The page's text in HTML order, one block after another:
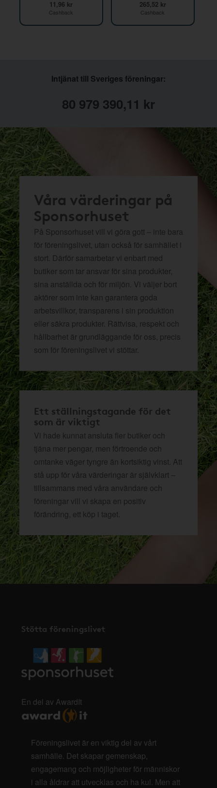
11,96 kr
Cashback
265,52 kr
Cashback
Intjänat till Sveriges föreningar:
80 979 390,11 kr
Våra värderingar på
Sponsorhuset
På Sponsorhuset vill vi göra gott – inte bara
för föreningslivet, utan också för samhället i
stort. Därför samarbetar vi enbart med
butiker som tar ansvar för sina produkter,
sina anställda och för miljön. Vi väljer bort
aktörer som inte kan garantera goda
arbetsvillkor, transparens i sin produktion
eller säkra produkter. Rättvisa, respekt och
hållbarhet är grundläggande för oss, precis
som för föreningslivet vi stöttar.
Ett ställningstagande för det
som är viktigt
Vi hade kunnat ansluta fler butiker och
tjäna mer pengar, men förtroende och
omtanke väger tyngre än kortsiktig vinst. Att
stå upp för våra värderingar är självklart –
tillsammans med våra användare och
föreningar vill vi skapa en positiv
förändring, ett köp i taget.
Stötta föreningslivet
En del av AwardIt
Föreningslivet är en viktig del av vårt
samhälle. Det skapar gemenskap,
engagemang och möjligheter för människor
i alla åldrar att utvecklas och ha kul. Men att